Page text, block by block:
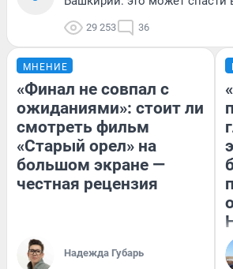
29 253 36
МНЕНИЕ
«Финал не совпал с
ожиданиями»: стоит ли
смотреть фильм
«Старый орел» на
большом экране —
честная рецензия
Надежда Губарь